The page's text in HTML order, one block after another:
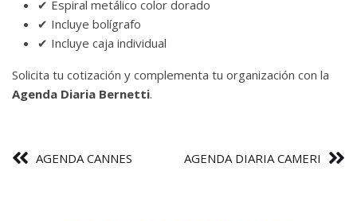
✔ Espiral metálico color dorado
✔ Incluye bolígrafo
✔ Incluye caja individual
Solicita tu cotización y complementa tu organización con la
Agenda Diaria Bernetti.
AGENDA CANNES AGENDA DIARIA CAMERI